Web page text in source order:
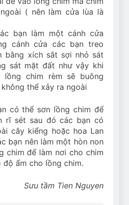
( nên làm cửa lùa là
bạn làm một cánh cửa
cánh cửa các bạn treo
bằng xích sắt sợi nhỏ sát
sát mặt đất như vậy khi
chim rèm sẽ buông
thể xảy ra ngoài
có thể sơn lồng chim để
rĩ sét sau đó các bạn có
cây kiểng hoặc hoa Lan
bạn nên làm một hòn non
chim để làm nơi cho chim
ẩm cho lồng chim.
Sưu tầm Tien Nguyen